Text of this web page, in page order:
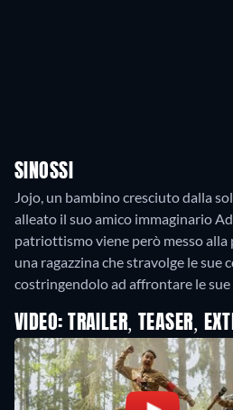
SINOSSI
Jojo, un bambino cresciuto dalla
alleato il suo amico immaginario
patriottismo viene però messo
una ragazzina che stravolge le sue
costringendolo ad affrontare le
VIDEO: TRAILER, TEASER,